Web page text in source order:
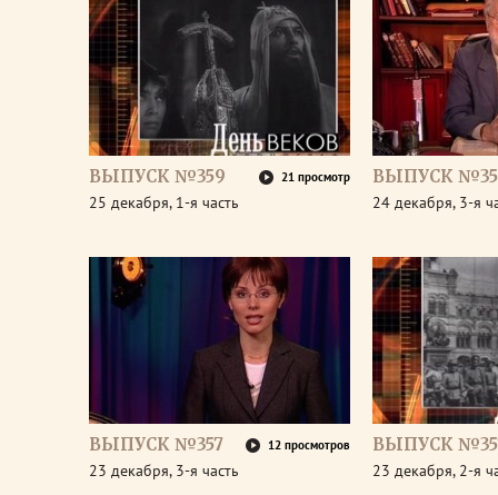
ВЫПУСК №359 21 просмотр
25 декабря, 1-я часть
ВЫПУСК
24 декабря, 3-я
ВЫПУСК №357 12 просмотров
23 декабря, 3-я часть
ВЫПУСК
23 декабря, 2-я